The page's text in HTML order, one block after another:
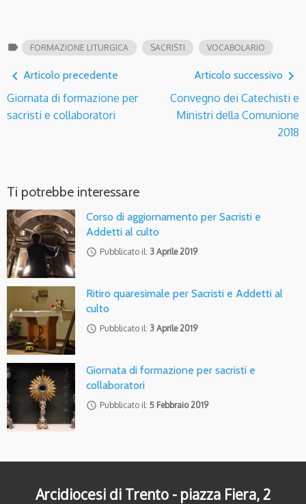
label FORMAZIONE LITURGICA SACRISTI VOCABOLARIO
navigate_before Articolo precedente
Giornata di formazione per
sacristi e collaboratori
Articolo successivo navigate_next
Convegno dei Catechisti e
Ministri della Comunione
2018
Ti potrebbe interessare
Corso di aggiornamento per Sacristi e
Addetti al culto
access_time Pubblicato il: 3 Aprile 2019
Ritiro quaresimale per Sacristi e Addetti al
culto
access_time Pubblicato il: 3 Aprile 2019
Giornata di formazione per sacristi e
collaboratori
access_time Pubblicato il: 5 Febbraio 2019
Arcidiocesi di Trento - piazza Fiera, 2